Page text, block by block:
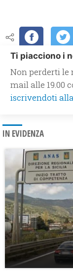
Ti piacciono i
Non perderti
mail alle 19.00
iscrivendoti
IN EVIDENZA